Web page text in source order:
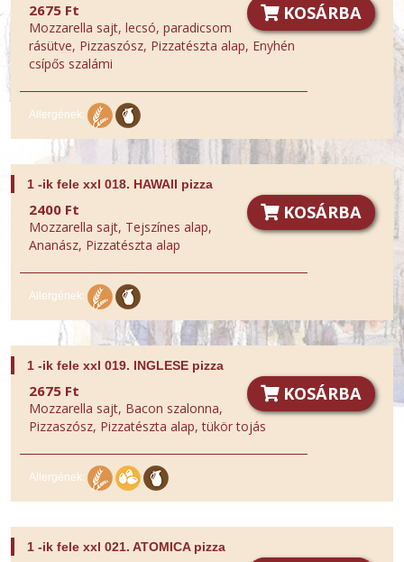
KOSÁRBA
2675 Ft
Mozzarella sajt, lecsó, paradicsom
rásütve, Pizzaszósz, Pizzatészta alap, Enyhén
csípős szalámi
Allergének:
KOSÁRBA
1 -ik fele xxl 018. HAWAII pizza
2400 Ft
Mozzarella sajt, Tejszínes alap,
Ananász, Pizzatészta alap
Allergének:
KOSÁRBA
1 -ik fele xxl 019. INGLESE pizza
2675 Ft
Mozzarella sajt, Bacon szalonna,
Pizzaszósz, Pizzatészta alap, tükör tojás
Allergének:
1 -ik fele xxl 021. ATOMICA pizza